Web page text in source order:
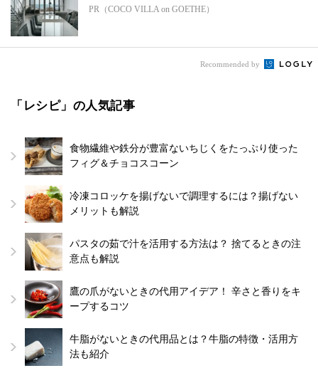
PR（COCO VILLA on GOETHE）
Recommended by
「レシピ」の人気記事
食物繊維や鉄分が豊富ないちじくをたっぷり使った
フィグ＆チョコスコーン
冷凍コロッケを揚げないで調理するには？揚げない
メリットも解説
パスタの茹で汁を活用する方法は？ 捨てるときの注
意点も解説
鷹の爪がないときの代用アイデア！ 辛さと香りをキ
ープするコツ
牛脂がないときの代用品とは？牛脂の特徴・活用方
法も紹介